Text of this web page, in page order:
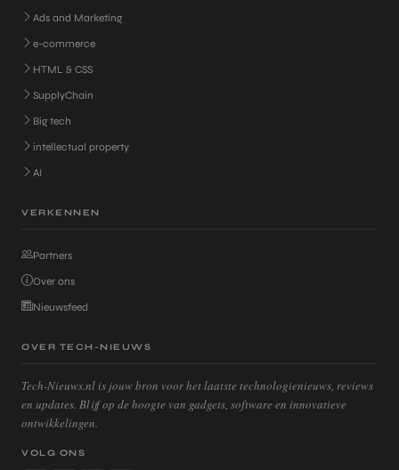
Ads and Marketing
e-commerce
HTML & CSS
SupplyChain
Big tech
intellectual property
AI
VERKENNEN
Partners
Over ons
Nieuwsfeed
OVER TECH-NIEUWS
Tech-Nieuws.nl is jouw bron voor het laatste technologienieuws, reviews
en updates. Blijf op de hoogte van gadgets, software en innovatieve
ontwikkelingen.
VOLG ONS